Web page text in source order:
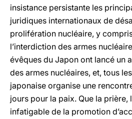
insistance persistante les
juridiques internationaux de
prolifération nucléaire, y
l’interdiction des armes
évêques du Japon ont lancé un
des armes nucléaires, et, tous
japonaise organise une
jours pour la paix. Que la prière,
infatigable de la promotion